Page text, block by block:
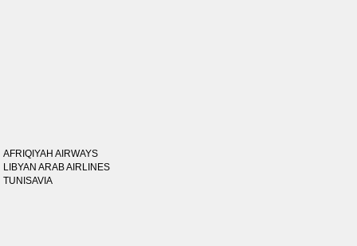
AFRIQIYAH AIRWAYS
LIBYAN ARAB AIRLINES
TUNISAVIA